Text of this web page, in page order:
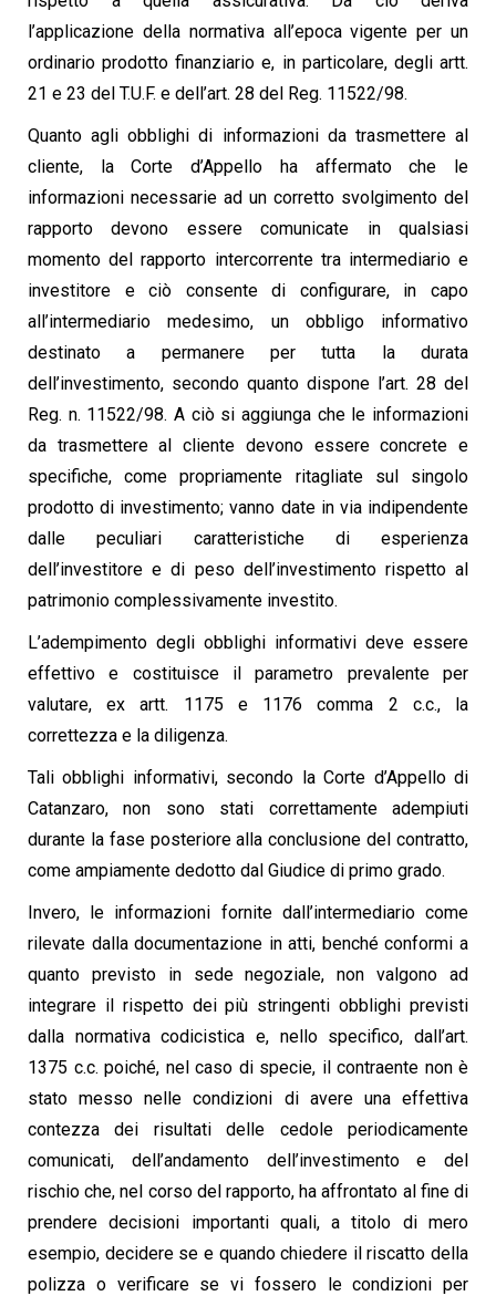
l’applicazione della normativa all’epoca vigente per un
ordinario prodotto finanziario e, in particolare, degli artt.
21 e 23 del T.U.F. e dell’art. 28 del Reg. 11522/98.
Quanto agli obblighi di informazioni da trasmettere al
cliente, la Corte d’Appello ha affermato che le
informazioni necessarie ad un corretto svolgimento del
rapporto devono essere comunicate in qualsiasi
momento del rapporto intercorrente tra intermediario e
investitore e ciò consente di configurare, in capo
all’intermediario medesimo, un obbligo informativo
destinato a permanere per tutta la durata
dell’investimento, secondo quanto dispone l’art. 28 del
Reg. n. 11522/98. A ciò si aggiunga che le informazioni
da trasmettere al cliente devono essere concrete e
specifiche, come propriamente ritagliate sul singolo
prodotto di investimento; vanno date in via indipendente
dalle peculiari caratteristiche di esperienza
dell’investitore e di peso dell’investimento rispetto al
patrimonio complessivamente investito.
L’adempimento degli obblighi informativi deve essere
effettivo e costituisce il parametro prevalente per
valutare, ex artt. 1175 e 1176 comma 2 c.c., la
correttezza e la diligenza.
Tali obblighi informativi, secondo la Corte d’Appello di
Catanzaro, non sono stati correttamente adempiuti
durante la fase posteriore alla conclusione del contratto,
come ampiamente dedotto dal Giudice di primo grado.
Invero, le informazioni fornite dall’intermediario come
rilevate dalla documentazione in atti, benché conformi a
quanto previsto in sede negoziale, non valgono ad
integrare il rispetto dei più stringenti obblighi previsti
dalla normativa codicistica e, nello specifico, dall’art.
1375 c.c. poiché, nel caso di specie, il contraente non è
stato messo nelle condizioni di avere una effettiva
contezza dei risultati delle cedole periodicamente
comunicati, dell’andamento dell’investimento e del
rischio che, nel corso del rapporto, ha affrontato al fine di
prendere decisioni importanti quali, a titolo di mero
esempio, decidere se e quando chiedere il riscatto della
polizza o verificare se vi fossero le condizioni per